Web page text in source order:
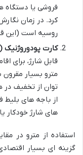
فروشی یا دستگاه
روسیه است (این
کارت پودوروژنیک (Podorozhnik Card):
قابل شارژ، برای
مترو بسیار
توان از تخفیف در
از باجه های بلیط
های شارژ خودکار
استفاده از مترو در
گزینه ای بسیار